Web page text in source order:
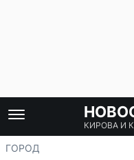
КИРОВА И
ГОРОД